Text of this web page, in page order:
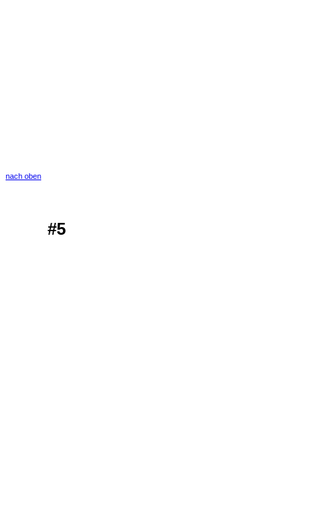
nach oben
#5